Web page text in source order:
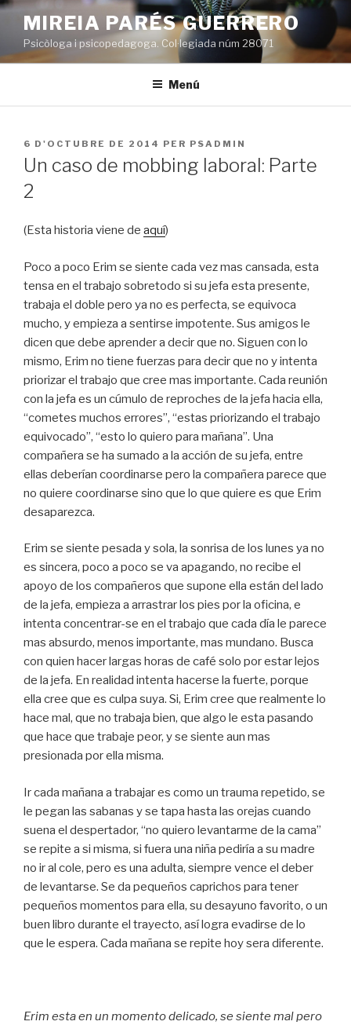
Vés
contingut
MIREIA PARÉS GUERRERO
Psicòloga i psicopedagoga. Col·legiada núm 28071
Menú
PUBLICAT
A
6 D'OCTUBRE DE 2014 PER PSADMIN
Un caso de mobbing laboral: Parte
2
(Esta historia viene de aquí)
Poco a poco Erim se siente cada vez mas cansada, esta
tensa en el trabajo sobretodo si su jefa esta presente,
trabaja el doble pero ya no es perfecta, se equivoca
mucho, y empieza a sentirse impotente. Sus amigos le
dicen que debe aprender a decir que no. Siguen con lo
mismo, Erim no tiene fuerzas para decir que no y intenta
priorizar el trabajo que cree mas importante. Cada reunión
con la jefa es un cúmulo de reproches de la jefa hacia ella,
“cometes muchos errores”, “estas priorizando el trabajo
equivocado”, “esto lo quiero para mañana”. Una
compañera se ha sumado a la acción de su jefa, entre
ellas deberían coordinarse pero la compañera parece que
no quiere coordinarse sino que lo que quiere es que Erim
desaparezca.
Erim se siente pesada y sola, la sonrisa de los lunes ya no
es sincera, poco a poco se va apagando, no recibe el
apoyo de los compañeros que supone ella están del lado
de la jefa, empieza a arrastrar los pies por la oficina, e
intenta concentrar-se en el trabajo que cada día le parece
mas absurdo, menos importante, mas mundano. Busca
con quien hacer largas horas de café solo por estar lejos
de la jefa. En realidad intenta hacerse la fuerte, porque
ella cree que es culpa suya. Si, Erim cree que realmente lo
hace mal, que no trabaja bien, que algo le esta pasando
que hace que trabaje peor, y se siente aun mas
presionada por ella misma.
Ir cada mañana a trabajar es como un trauma repetido, se
le pegan las sabanas y se tapa hasta las orejas cuando
suena el despertador, “no quiero levantarme de la cama”
se repite a si misma, si fuera una niña pediría a su madre
no ir al cole, pero es una adulta, siempre vence el deber
de levantarse. Se da pequeños caprichos para tener
pequeños momentos para ella, su desayuno favorito, o un
buen libro durante el trayecto, así logra evadirse de lo
que le espera. Cada mañana se repite hoy sera diferente.
Erim esta en un momento delicado, se siente mal pero